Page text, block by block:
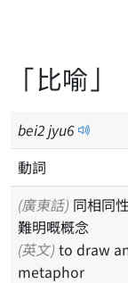
「比喻」
bei2jyu6
動詞
(廣東話)
難明嘅概念
(英文)
metaphor